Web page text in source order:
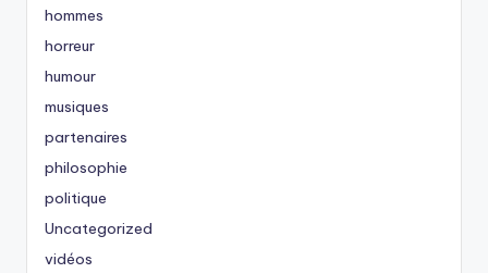
hommes
horreur
humour
musiques
partenaires
philosophie
politique
Uncategorized
vidéos